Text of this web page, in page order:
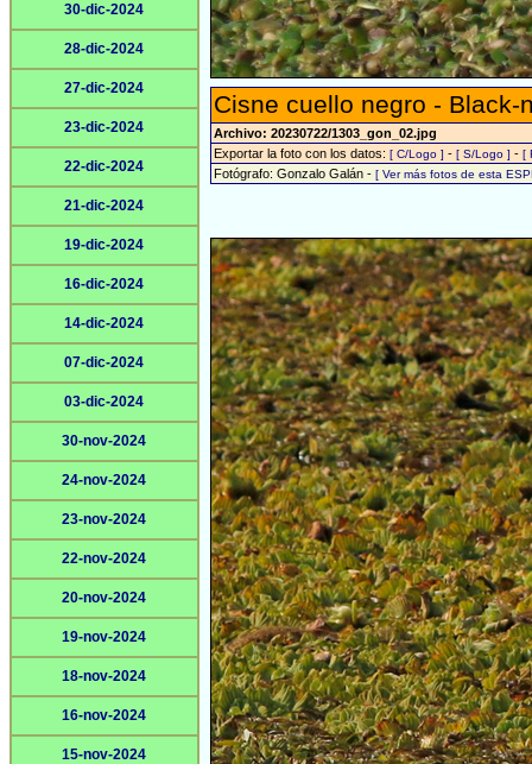
30-dic-2024
28-dic-2024
27-dic-2024
23-dic-2024
22-dic-2024
21-dic-2024
19-dic-2024
16-dic-2024
14-dic-2024
07-dic-2024
03-dic-2024
30-nov-2024
24-nov-2024
23-nov-2024
22-nov-2024
20-nov-2024
19-nov-2024
18-nov-2024
16-nov-2024
15-nov-2024
Cisne cuello negro -
Archivo: 20230722/1303_gon_02.jpg
Exportar la foto con los datos: [ C/Logo ] - [ S/Logo ] - [
Fotógrafo: Gonzalo Galán - [ Ver más fotos de esta